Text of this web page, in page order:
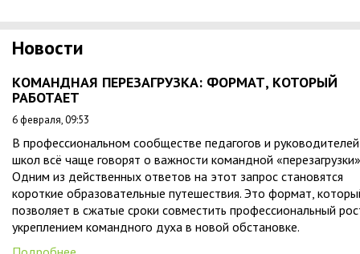
Новости
КОМАНДНАЯ ПЕРЕЗАГРУЗКА: ФОРМАТ, КОТОРЫЙ
РАБОТАЕТ
6 февраля, 09:53
В профессиональном сообществе педагогов и руководителей
школ всё чаще говорят о важности командной
Одним из действенных ответов на этот запрос становятся
короткие образовательные путешествия. Это формат,
позволяет в сжатые сроки совместить профессиональный
укреплением командного духа в новой обстановке.